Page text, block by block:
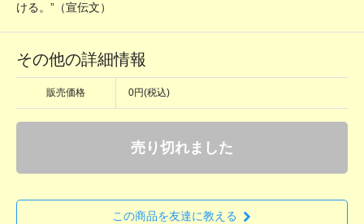
ける。”（宣伝文）
その他の詳細情報
販売価格 0円(税込)
売り切れました
この商品を友達に教える